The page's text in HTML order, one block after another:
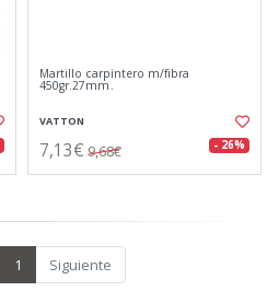
Martillo carpintero m/fibra
450gr.27mm.
VATTON
7,13€ 9,68€ - 26%
1 Siguiente